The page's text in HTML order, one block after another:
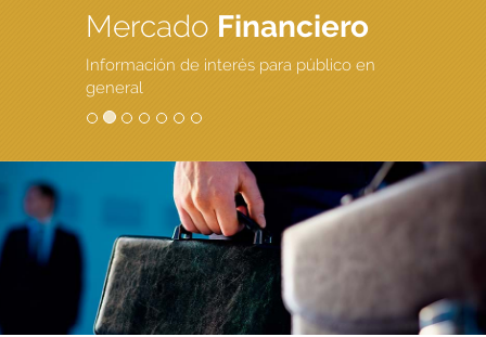
Mercado Financiero
Información de interés para público en
general